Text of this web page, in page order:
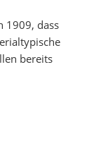
1909, dass
bereits